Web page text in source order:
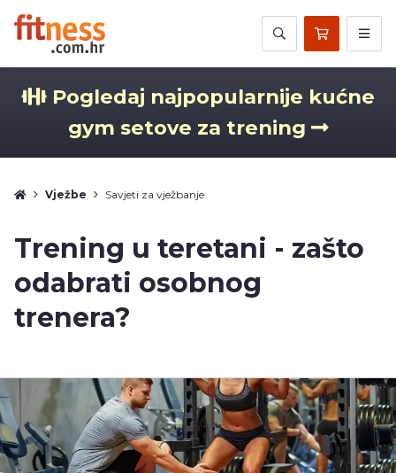
Pogledaj najpopularnije kućne
gym setove za trening
Vježbe Savjeti za vježbanje
Trening u teretani - zašto
odabrati osobnog
trenera?